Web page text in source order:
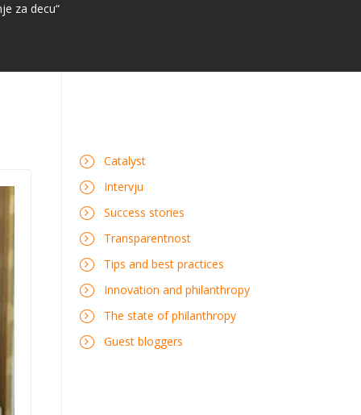
za decu“
Catalyst
Intervju
Success stories
Transparentnost
Tips and best practices
Innovation and philanthropy
The state of philanthropy
Guest bloggers